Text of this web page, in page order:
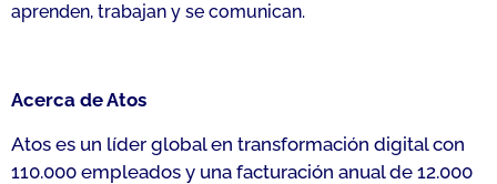
aprenden, trabajan y se comunican.
Acerca de Atos
Atos es un líder global en transformación digital con
110.000 empleados y una facturación anual de 12.000